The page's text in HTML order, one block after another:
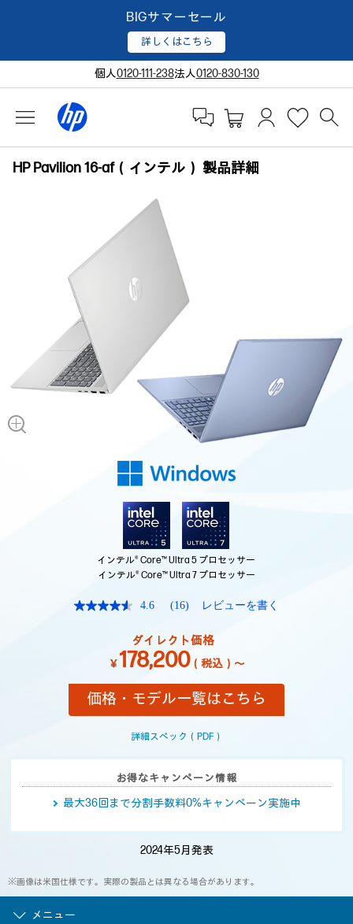
BIGサマーセール
詳しくはこちら
個人0120-111-238法人0120-830-130
HP Pavilion 16-af（インテル） 製品詳細
インテル® Core™ Ultra 5 プロセッサー
インテル® Core™ Ultra 7 プロセッサー
4.6
レ
ュ
ー
を
む.
同
ー
の
リ
ン
ク。
(16) レビューを書く
ダイレクト価格
￥178,200（税込）～
価格・モデル一覧はこちら
詳細スペック（PDF）
お得なキャンペーン情報
最大36回まで分割手数料0%キャンペーン実施中
2024年5月発表
※画像は米国仕様です。実際の製品とは異なる場合があります。
メニュー